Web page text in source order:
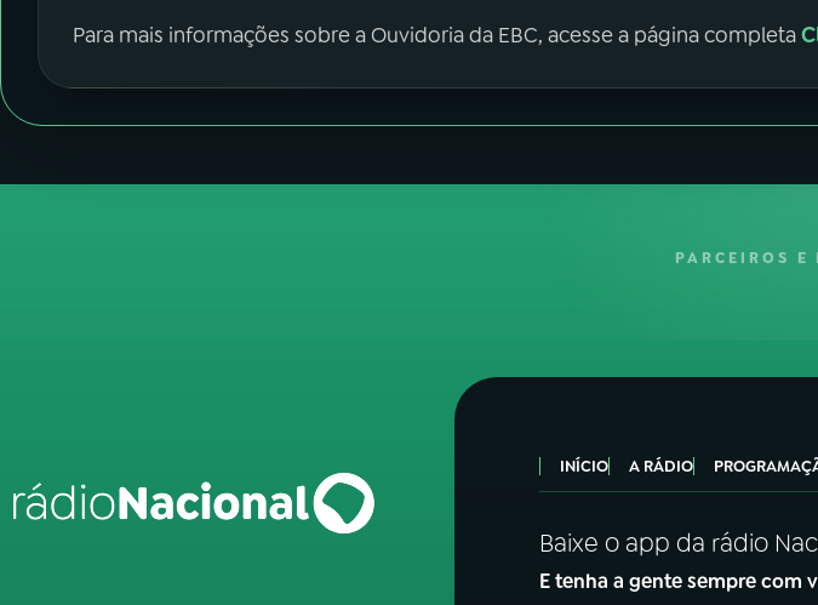
Para mais informações sobre a Ouvidoria da EBC, acesse a página completa
PARCEIROS
INÍCIO A RÁDIO
Baixe o app da rádio
E tenha a gente sempre com